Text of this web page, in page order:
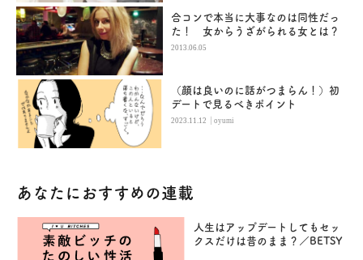
合コンで本当に大事なのは同性だっ
た！ 女からうざがられる女とは？
2013.06.05
（顔は良いのに話がつまらん！）初
デートで見るべきポイント
2023.11.12 |oyumi
あなたにおすすめの連載
人生はアップデートしてもセッ
クスだけは昔のまま？／BETSY